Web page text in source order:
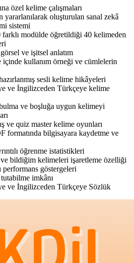
özel kelime çalışmaları
yararlanılarak oluşturulan sanal zekâ
sistemi
modülde öğretildiği 40 kelimeden
ve işitsel anlatım
kullanım örneği ve cümlelerin
sesli kelime hikâyeleri
ve İngilizceden Türkçeye kelime
ve boşluğa uygun kelimeyi
ve quiz master kelime oyunları
formatında bilgisayara kaydetme ve
öğrenme istatistikleri
bildiğim kelimeleri işaretleme özelliği
performans göstergeleri
imkânı
ve İngilizceden Türkçeye Sözlük